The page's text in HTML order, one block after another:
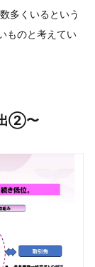
多くいるという
ものと考えてい
出②〜